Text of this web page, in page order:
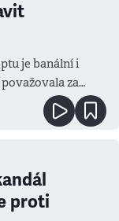
je banální i
za
proti